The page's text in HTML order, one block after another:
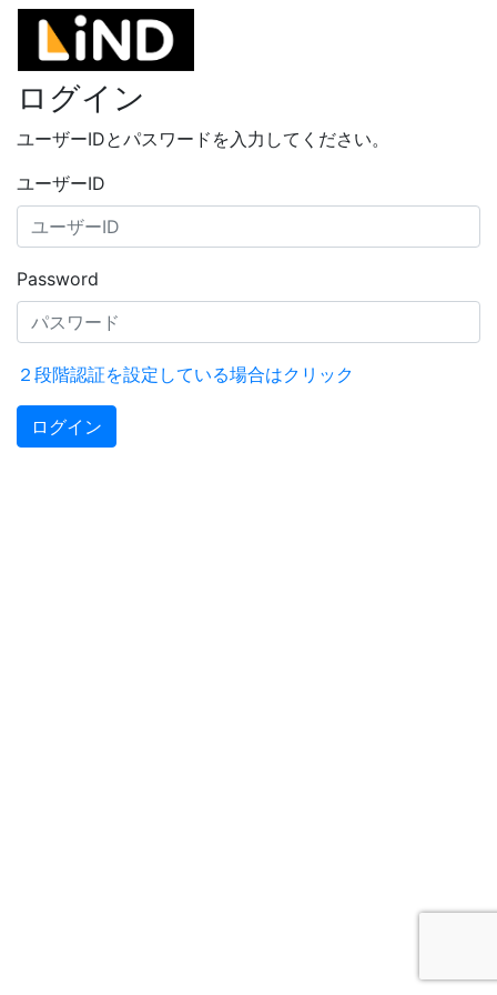
ログイン
ユーザーIDとパスワードを入力してください。
ユーザーID
Password
２段階認証を設定している場合はクリック
ログイン